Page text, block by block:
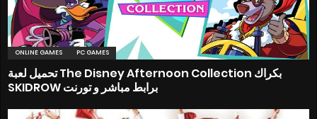
ONLINE GAMES PC GAMES
تحميل لعبة The Disney Afternoon Collection بكراك
SKIDROW برابط مباشر و تورنت